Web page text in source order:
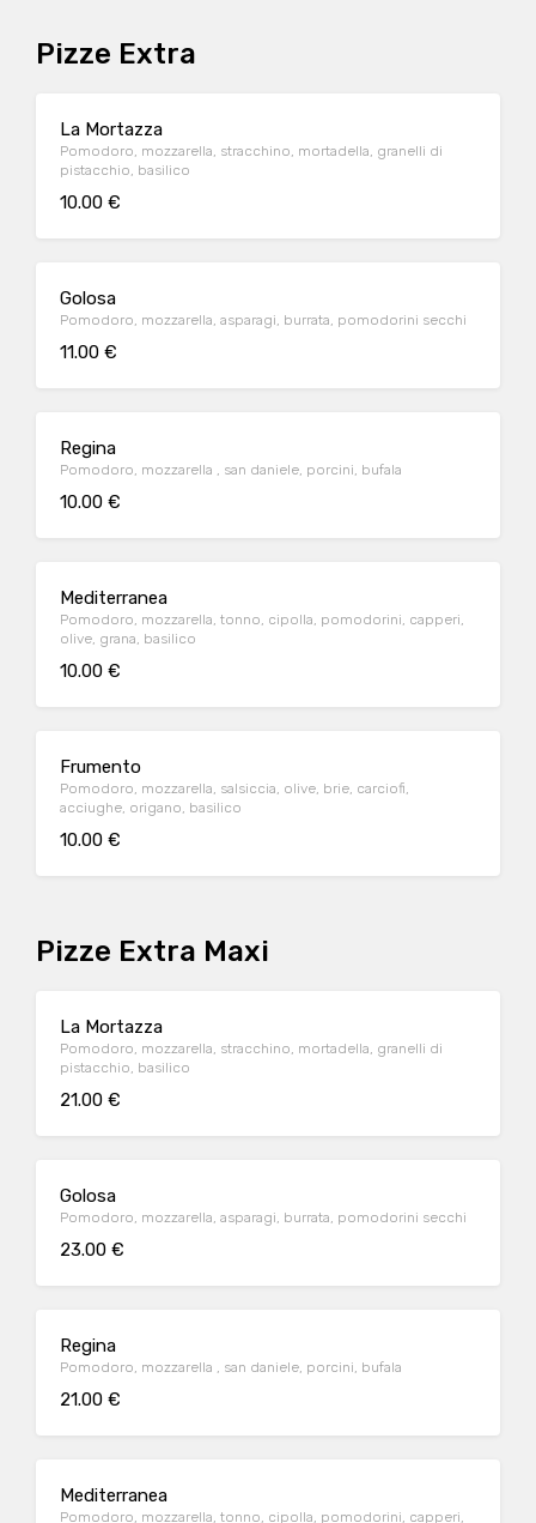
Pizze Extra
La Mortazza
Pomodoro, mozzarella, stracchino, mortadella, granelli di
pistacchio, basilico
10.00 €
Golosa
Pomodoro, mozzarella, asparagi, burrata, pomodorini secchi
11.00 €
Regina
Pomodoro, mozzarella , san daniele, porcini, bufala
10.00 €
Mediterranea
Pomodoro, mozzarella, tonno, cipolla, pomodorini, capperi,
olive, grana, basilico
10.00 €
Frumento
Pomodoro, mozzarella, salsiccia, olive, brie, carciofi,
acciughe, origano, basilico
10.00 €
Pizze Extra Maxi
La Mortazza
Pomodoro, mozzarella, stracchino, mortadella, granelli di
pistacchio, basilico
21.00 €
Golosa
Pomodoro, mozzarella, asparagi, burrata, pomodorini secchi
23.00 €
Regina
Pomodoro, mozzarella , san daniele, porcini, bufala
21.00 €
Mediterranea
Pomodoro, mozzarella, tonno, cipolla, pomodorini, capperi,